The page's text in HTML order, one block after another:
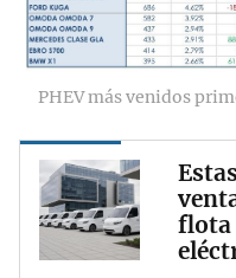
PHEV más venidos
flota